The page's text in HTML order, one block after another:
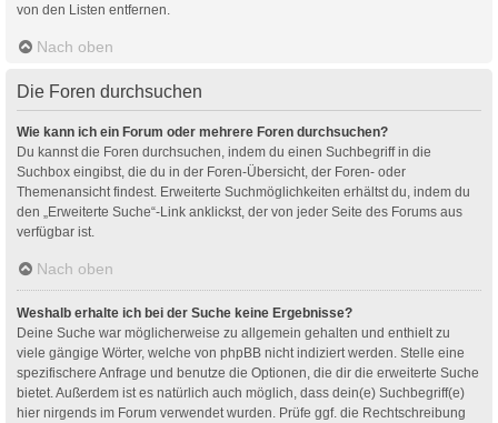
von den Listen entfernen.
Nach oben
Die Foren durchsuchen
Wie kann ich ein Forum oder mehrere Foren durchsuchen?
Du kannst die Foren durchsuchen, indem du einen Suchbegriff in die
Suchbox eingibst, die du in der Foren-Übersicht, der Foren- oder
Themenansicht findest. Erweiterte Suchmöglichkeiten erhältst du, indem du
den „Erweiterte Suche“-Link anklickst, der von jeder Seite des Forums aus
verfügbar ist.
Nach oben
Weshalb erhalte ich bei der Suche keine Ergebnisse?
Deine Suche war möglicherweise zu allgemein gehalten und enthielt zu
viele gängige Wörter, welche von phpBB nicht indiziert werden. Stelle eine
spezifischere Anfrage und benutze die Optionen, die dir die erweiterte Suche
bietet. Außerdem ist es natürlich auch möglich, dass dein(e) Suchbegriff(e)
hier nirgends im Forum verwendet wurden. Prüfe ggf. die Rechtschreibung